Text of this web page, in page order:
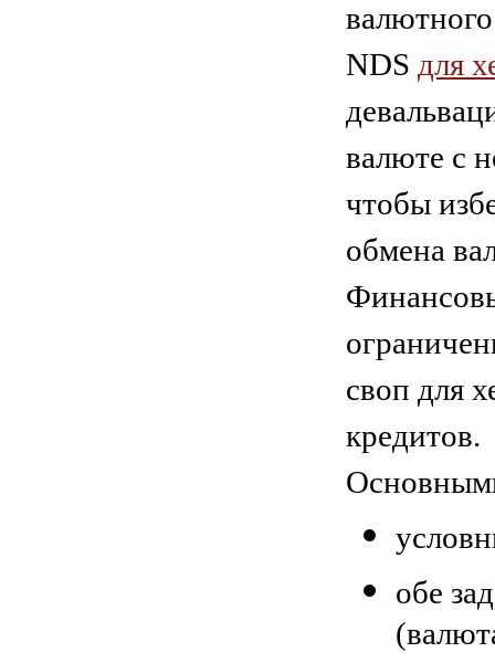
NDS для
валюте с
чтобы
обмена
своп для
кредитов.
обе